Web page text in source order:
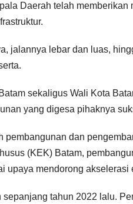
Daerah telah memberikan
jalannya lebar dan luas,
sekaligus Wali Kota
yang digesa pihaknya
pembangunan dan
(KEK) Batam,
upaya mendorong akselerasi
tahun 2022 lalu.